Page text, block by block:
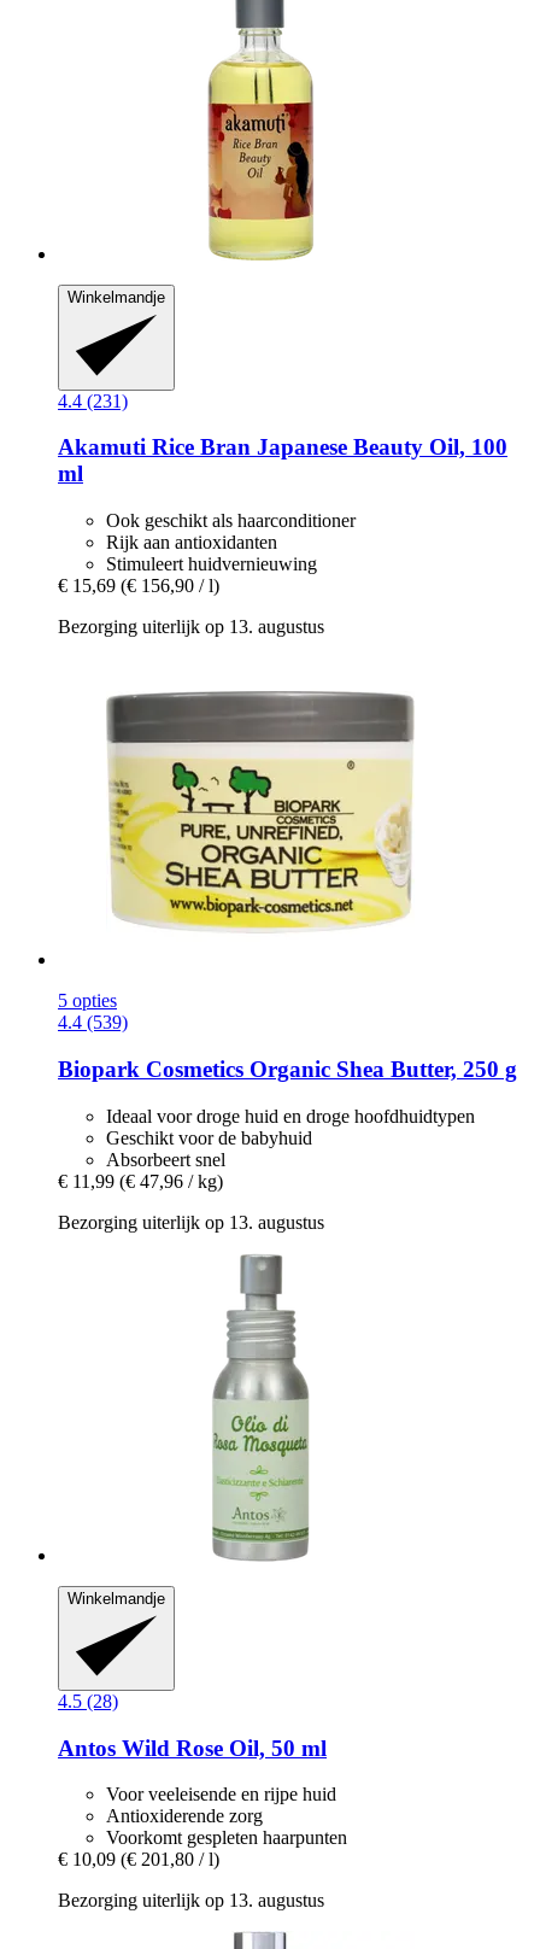
Winkelmandje
4.4 (231)
Akamuti Rice Bran Japanese Beauty Oil, 100
ml
Ook geschikt als haarconditioner
Rijk aan antioxidanten
Stimuleert huidvernieuwing
€ 15,69 (€ 156,90 / l)
Bezorging uiterlijk op 13. augustus
5 opties
4.4 (539)
Biopark Cosmetics Organic Shea Butter, 250 g
Ideaal voor droge huid en droge hoofdhuidtypen
Geschikt voor de babyhuid
Absorbeert snel
€ 11,99 (€ 47,96 / kg)
Bezorging uiterlijk op 13. augustus
Winkelmandje
4.5 (28)
Antos Wild Rose Oil, 50 ml
Voor veeleisende en rijpe huid
Antioxiderende zorg
Voorkomt gespleten haarpunten
€ 10,09 (€ 201,80 / l)
Bezorging uiterlijk op 13. augustus